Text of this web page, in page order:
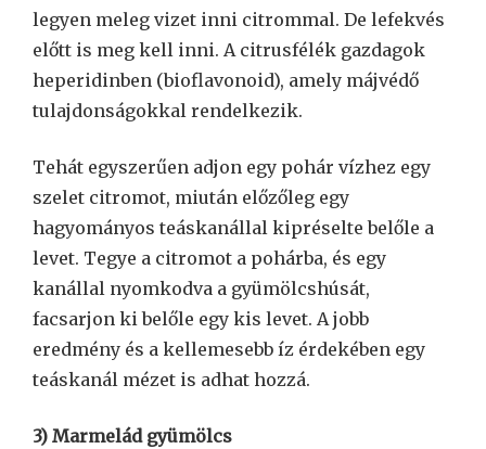
legyen meleg vizet inni citrommal. De lefekvés
előtt is meg kell inni. A citrusfélék gazdagok
heperidinben (bioflavonoid), amely májvédő
tulajdonságokkal rendelkezik.
Tehát egyszerűen adjon egy pohár vízhez egy
szelet citromot, miután előzőleg egy
hagyományos teáskanállal kipréselte belőle a
levet. Tegye a citromot a pohárba, és egy
kanállal nyomkodva a gyümölcshúsát,
facsarjon ki belőle egy kis levet. A jobb
eredmény és a kellemesebb íz érdekében egy
teáskanál mézet is adhat hozzá.
3) Marmelád gyümölcs